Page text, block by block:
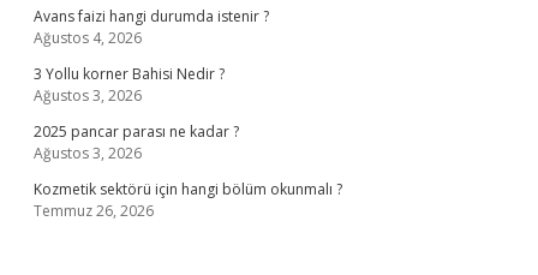
Avans faizi hangi durumda istenir ?
Ağustos 4, 2026
3 Yollu korner Bahisi Nedir ?
Ağustos 3, 2026
2025 pancar parası ne kadar ?
Ağustos 3, 2026
Kozmetik sektörü için hangi bölüm okunmalı ?
Temmuz 26, 2026